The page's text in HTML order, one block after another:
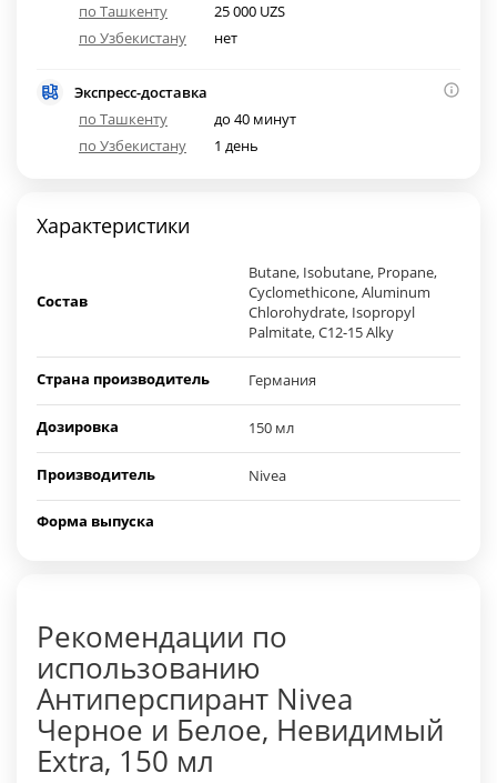
по Ташкенту
25 000 UZS
по Узбекистану
нет
Экспресс-доставка
по Ташкенту
до 40 минут
по Узбекистану
1 день
Характеристики
Состав
Butane, Isobutane, Propane,
Cyclomethicone, Aluminum
Chlorohydrate, Isopropyl
Palmitate, C12-15 Alky
Страна производитель Германия
Дозировка 150 мл
Производитель Nivea
Форма выпуска
Рекомендации по
использованию
Антиперспирант Nivea
Черное и Белое, Невидимый
Extra, 150 мл